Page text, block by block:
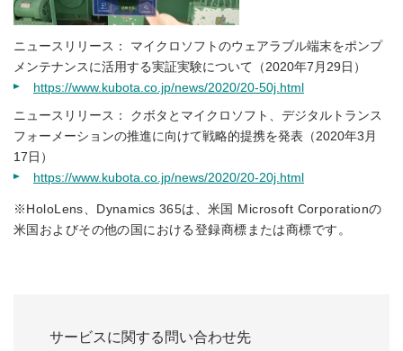
ニュースリリース： マイクロソフトのウェアラブル端末をポンプ
メンテナンスに活用する実証実験について（2020年7月29日）
https://www.kubota.co.jp/news/2020/20-50j.html
ニュースリリース： クボタとマイクロソフト、デジタルトランス
フォーメーションの推進に向けて戦略的提携を発表（2020年3月
17日）
https://www.kubota.co.jp/news/2020/20-20j.html
※HoloLens、Dynamics 365は、米国 Microsoft Corporationの
米国およびその他の国における登録商標または商標です。
サービスに関する問い合わせ先